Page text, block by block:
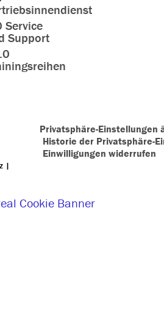
Service
Support
|
Privatsphäre-Einstellungen
Historie der Privatsphäre-
Einwilligungen widerrufen
Cookie Banner